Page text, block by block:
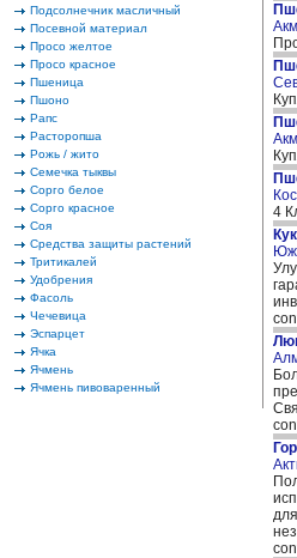
Подсолнечник масличный
Посевной материал
Просо желтое
Просо красное
Пшеница
Пшоно
Рапс
Расторопша
Рожь / жито
Семечка тыквы
Сорго белое
Сорго красное
Соя
Средства защиты растений
Тритикалей
Удобрения
Фасоль
Чечевица
Эспарцет
Ячка
Ячмень
Ячмень пивоваренный
4